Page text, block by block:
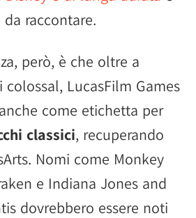
raccontare.
però, è che oltre a
LucasFilm Games
come etichetta per
classici, recuperando
Nomi come Monkey
e Indiana Jones and
dovrebbero essere noti